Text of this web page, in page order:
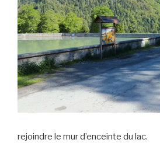
rejoindre le mur d’enceinte du lac.